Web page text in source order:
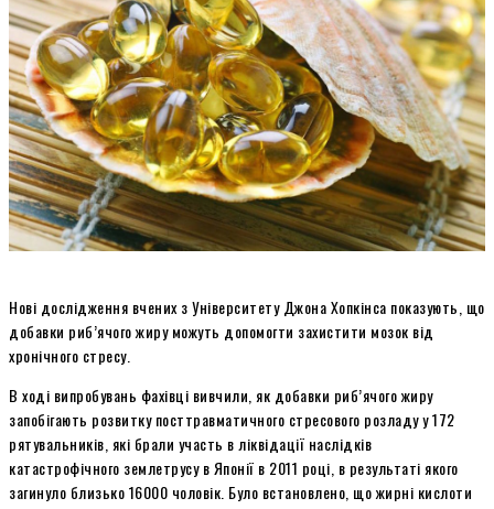
Нові дослідження вчених з Університету Джона Хопкінса показують, що
добавки риб’ячого жиру можуть допомогти захистити мозок від
хронічного стресу.
В ході випробувань фахівці вивчили, як добавки риб’ячого жиру
запобігають розвитку посттравматичного стресового розладу у 172
рятувальників, які брали участь в ліквідації наслідків
катастрофічного землетрусу в Японії в 2011 році, в результаті якого
загинуло близько 16000 чоловік. Було встановлено, що жирні кислоти